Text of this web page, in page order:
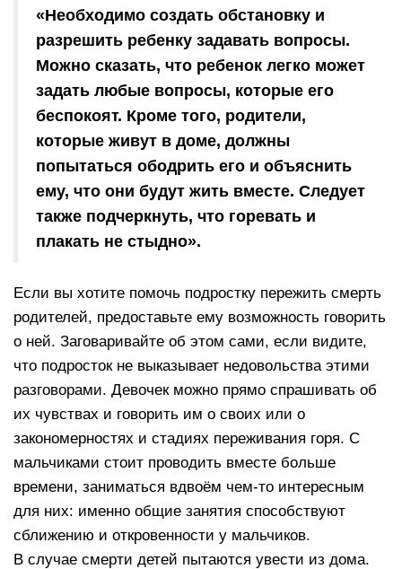
«Необходимо создать обстановку и
разрешить ребенку задавать вопросы.
Можно сказать, что ребенок легко может
задать любые вопросы, которые его
беспокоят. Кроме того, родители,
которые живут в доме, должны
попытаться ободрить его и объяснить
ему, что они будут жить вместе. Следует
также подчеркнуть, что горевать и
плакать не стыдно».
Если вы хотите помочь подростку пережить смерть
родителей, предоставьте ему возможность говорить
о ней. Заговаривайте об этом сами, если видите,
что подросток не выказывает недовольства этими
разговорами. Девочек можно прямо спрашивать об
их чувствах и говорить им о своих или о
закономерностях и стадиях переживания горя. С
мальчиками стоит проводить вместе больше
времени, заниматься вдвоём чем-то интересным
для них: именно общие занятия способствуют
сближению и откровенности у мальчиков.
В случае смерти детей пытаются увести из дома.